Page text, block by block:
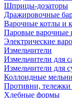
Шприцы-дозаторы
Дражировочные
Варочные котлы и
Паровые варочные
Электрические
Измельчители
Измельчители для
Измельчители для
Коллоидные
Противни,
Хлебные формы